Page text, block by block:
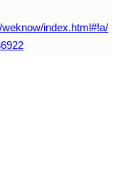
index.html#!a/